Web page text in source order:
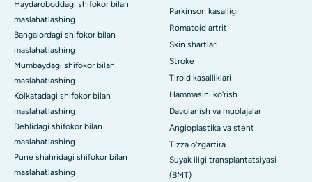
Haydaroboddagi shifokor bilan
maslahatlashing
Bangalordagi shifokor bilan
maslahatlashing
Mumbaydagi shifokor bilan
maslahatlashing
Kolkatadagi shifokor bilan
maslahatlashing
Dehlidagi shifokor bilan
maslahatlashing
Pune shahridagi shifokor bilan
maslahatlashing
Parkinson kasalligi
Romatoid artrit
Skin shartlari
Stroke
Tiroid kasalliklari
Hammasini ko'rish
Davolanish va muolajalar
Angioplastika va stent
Tizza o'zgartira
Suyak iligi transplantatsiyasi
(BMT)